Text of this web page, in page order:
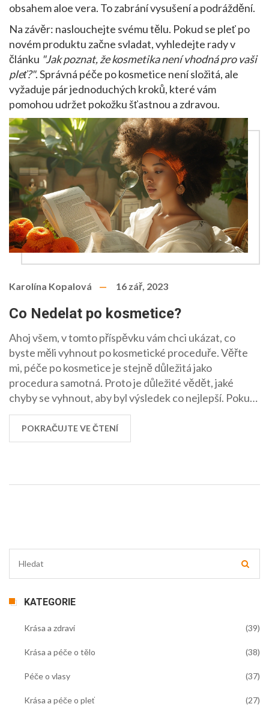
obsahem aloe vera. To zabrání vysušení a podráždění.
Na závěr: naslouchejte svému tělu. Pokud se pleť po
novém produktu začne svladat, vyhledejte rady v
článku "Jak poznat, že kosmetika není vhodná pro vaši
pleť?". Správná péče po kosmetice není složitá, ale
vyžaduje pár jednoduchých kroků, které vám
pomohou udržet pokožku šťastnou a zdravou.
Karolína Kopalová 16 zář, 2023
Co Nedelat po kosmetice?
Ahoj všem, v tomto příspěvku vám chci ukázat, co
byste měli vyhnout po kosmetické proceduře. Věřte
mi, péče po kosmetice je stejně důležitá jako
procedura samotná. Proto je důležité vědět, jaké
chyby se vyhnout, aby byl výsledek co nejlepší. Pokud
se chcete dozvědět více, zůstaňte se mnou a
podívejme se na to společně. Bez správné péče může
všechna ta námaha jít nazmar, takže je důležité být o
POKRAČUJTE VE ČTENÍ
KATEGORIE
Krása a zdraví (39)
Krása a péče o tělo (38)
Péče o vlasy (37)
Krása a péče o pleť (27)